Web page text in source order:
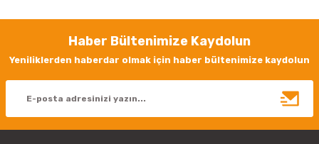
Görüş ve önerileriniz için teşekkür ederiz.
Ürün resmi kalitesiz, bozuk veya görüntülenemiyor.
Ürün bilgilerinde hatalar bulunuyor.
Haber Bültenimize Kaydolun
Yeniliklerden haberdar olmak için haber bültenimize kaydolun